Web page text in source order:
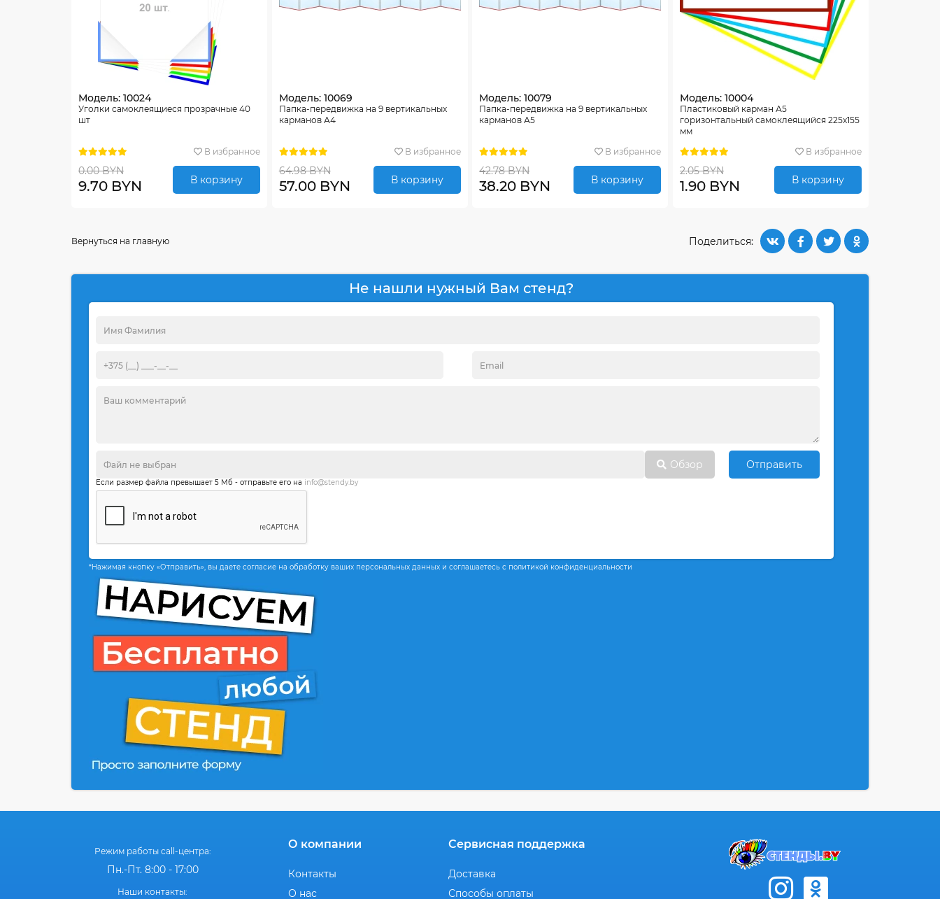
Модель: 10024
Уголки самоклеящиеся прозрачные 40
шт
В избранное
0.00 BYN
9.70 BYN В корзину
Модель: 10069
Папка-передвижка на 9 вертикальных
карманов А4
В избранное
64.98 BYN
57.00 BYN В корзину
Модель: 10079
Папка-передвижка на 9 вертикальных
карманов А5
В избранное
42.78 BYN
38.20 BYN В корзину
Модель: 10004
Пластиковый карман А5
горизонтальный самоклеящийся 225х155
мм
В избранное
2.05 BYN
1.90 BYN В корзину
Поделиться:
Вернуться на главную
Не нашли нужный Вам стенд?
Обзор Отправить
Если размер файла превышает 5 Мб - отправьте его на info@stendy.by
*Нажимая кнопку «Отправить», вы даете согласие на обработку ваших персональных данных и соглашаетесь с политикой конфиденциальности
Режим работы call-центра:
Пн.-Пт. 8:00 - 17:00
Наши контакты:
О компании
Контакты
О нас
Сервисная поддержка
Доставка
Способы оплаты